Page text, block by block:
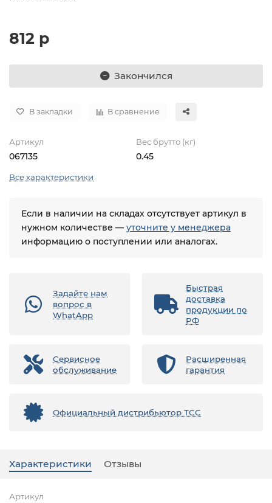
812 р
Закончился
В закладки В сравнение
Артикул
067135
Вес брутто (кг)
0.45
Все характеристики
Если в наличии на складах отсутствует артикул в
нужном количестве — уточните у менеджера
информацию о поступлении или аналогах.
Задайте нам
вопрос в
WhatApp
Быстрая
доставка
продукции по
РФ
Сервисное
обслуживание
Расширенная
гарантия
Официальный дистрибьютор ТСС
Характеристики Отзывы
Артикул